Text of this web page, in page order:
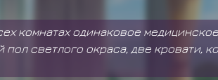
комнатах одинаковое
светлого окраса, две кровати,